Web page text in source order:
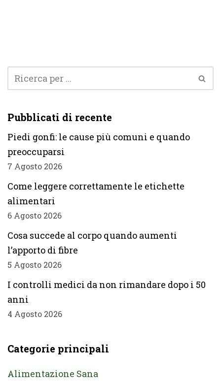
Pubblicati di recente
Piedi gonfi: le cause più comuni e quando
preoccuparsi
7 Agosto 2026
Come leggere correttamente le etichette
alimentari
6 Agosto 2026
Cosa succede al corpo quando aumenti
l’apporto di fibre
5 Agosto 2026
I controlli medici da non rimandare dopo i 50
anni
4 Agosto 2026
Categorie principali
Alimentazione Sana